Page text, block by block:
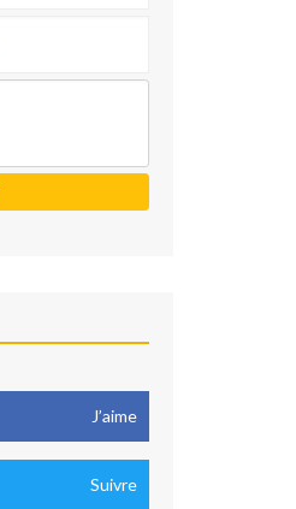
J’aime
Suivre